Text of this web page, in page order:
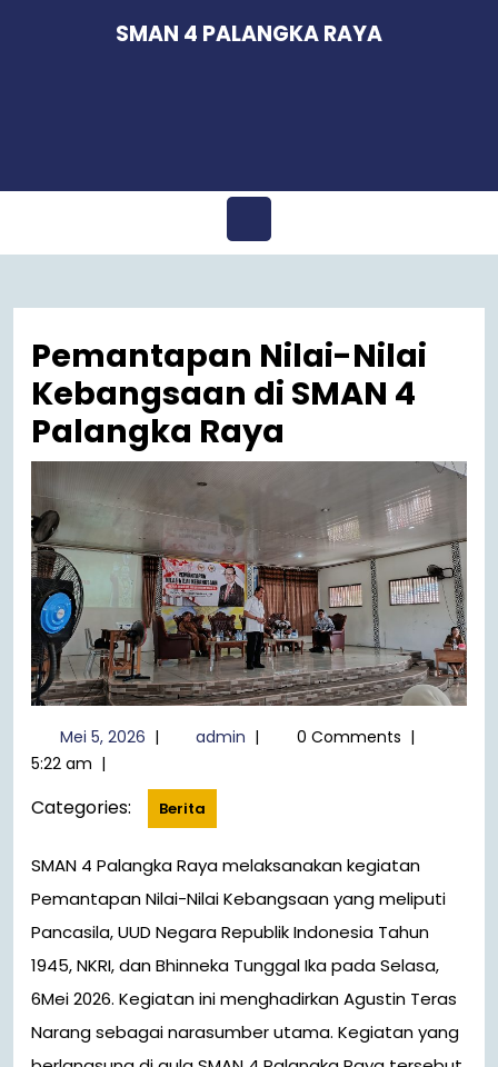
SMAN 4 PALANGKA RAYA
Open
Menu
Pemantapan Nilai-Nilai
Kebangsaan di SMAN 4
Palangka Raya
Mei 5, 2026Mei
| admin admin
| 0 Comments |
5:22 am |
Categories: Berita
SMAN 4 Palangka Raya melaksanakan kegiatan
Pemantapan Nilai-Nilai Kebangsaan yang meliputi
Pancasila, UUD Negara Republik Indonesia Tahun
1945, NKRI, dan Bhinneka Tunggal Ika pada Selasa,
6Mei 2026. Kegiatan ini menghadirkan Agustin Teras
Narang sebagai narasumber utama. Kegiatan yang